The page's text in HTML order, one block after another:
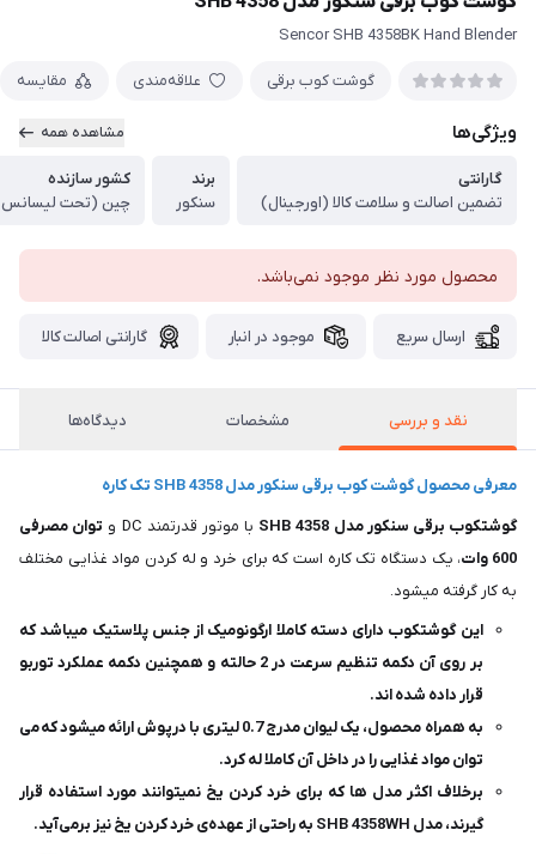
Sencor SHB 4358BK Hand Blender
گوشت کوب برقی علاقه‌مندی مقایسه
ویژگی‌ها مشاهده همه
گارانتی
تضمین اصالت و سلامت کالا (اورجینال)
برند
سنکور
کشور سازنده
چین (تحت
محصول مورد نظر موجود نمی‌باشد.
ارسال سریع موجود در انبار گارانتی اصالت کالا
نقد و بررسی مشخصات دیدگاه‌ها
معرفی محصول گوشت کوب برقی سنکور مدل SHB 4358 تک کاره
گوشتکوب برقی سنکور مدل SHB 4358
با موتور قدرتمند DC و
توان مصرفی
600 وات
، یک دستگاه تک کاره است که برای خرد و له کردن مواد غذایی مختلف
به کار گرفته میشود.
این گوشتکوب دارای دسته کاملا ارگونومیک از جنس پلاستیک میباشد که
بر روی آن دکمه تنظیم سرعت در 2 حالته و همچنین دکمه عملکرد توربو
قرار داده شده اند.
به همراه محصول، یک لیوان مدرج 0.7 لیتری با درپوش ارائه میشود که می
توان مواد غذایی را در داخل آن کاملا له کرد.
برخلاف اکثر مدل ها که برای خرد کردن یخ نمیتوانند مورد استفاده قرار
گیرند، مدل SHB 4358WH به‌ راحتی از عهده‌ی خرد کردن یخ نیز برمی‌آید.